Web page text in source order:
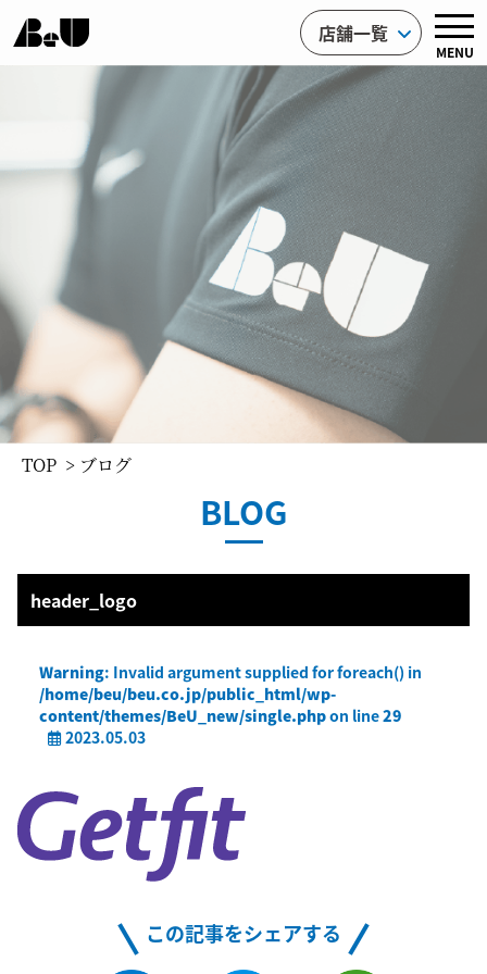
店舗一覧
MENU
TOP > ブログ
BLOG
header_logo
Warning: Invalid argument supplied for foreach() in
/home/beu/beu.co.jp/public_html/wp-
content/themes/BeU_new/single.phpon line29
2023.05.03
この記事をシェアする